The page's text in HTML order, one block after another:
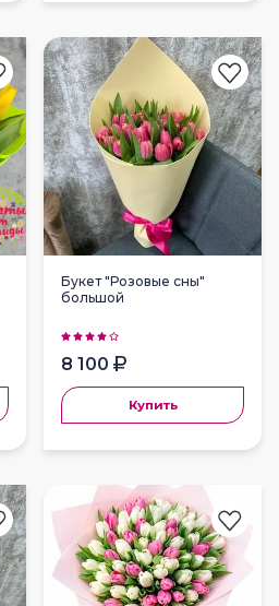
Букет "Розовые сны"
большой
8 100
Купить